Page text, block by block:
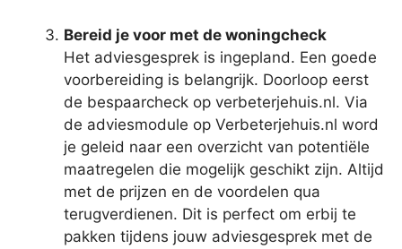
Bereid je voor met de woningcheck
Het adviesgesprek is ingepland. Een goede
voorbereiding is belangrijk. Doorloop eerst
de bespaarcheck op verbeterjehuis.nl. Via
de adviesmodule op Verbeterjehuis.nl word
je geleid naar een overzicht van potentiële
maatregelen die mogelijk geschikt zijn. Altijd
met de prijzen en de voordelen qua
terugverdienen. Dit is perfect om erbij te
pakken tijdens jouw adviesgesprek met de